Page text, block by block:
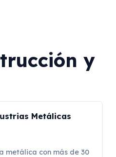
y
Metálicas
metálica con más de 30